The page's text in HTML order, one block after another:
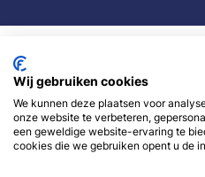
© 2007 - 2026
Wij gebruiken cookies
We kunnen deze plaatsen voor
onze website te verbeteren,
een geweldige website-ervaring te
cookies die we gebruiken opent u de